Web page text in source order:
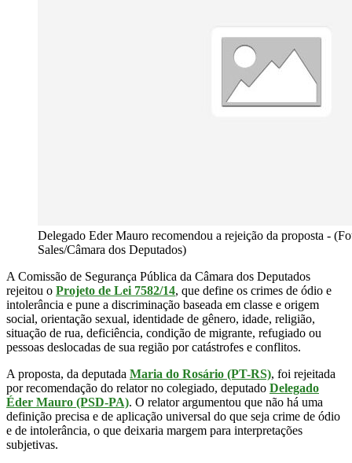
Delegado Eder Mauro recomendou a rejeição da proposta -
Sales/Câmara dos Deputados)
A Comissão de Segurança Pública da Câmara dos Deputados
rejeitou o Projeto de Lei 7582/14, que define os crimes de ódio e
intolerância e pune a discriminação baseada em classe e origem
social, orientação sexual, identidade de gênero, idade, religião,
situação de rua, deficiência, condição de migrante, refugiado ou
pessoas deslocadas de sua região por catástrofes e conflitos.
A proposta, da deputada Maria do Rosário (PT-RS), foi rejeitada
por recomendação do relator no colegiado, deputado Delegado
Éder Mauro (PSD-PA). O relator argumentou que não há uma
definição precisa e de aplicação universal do que seja crime de ódio
e de intolerância, o que deixaria margem para interpretações
subjetivas.